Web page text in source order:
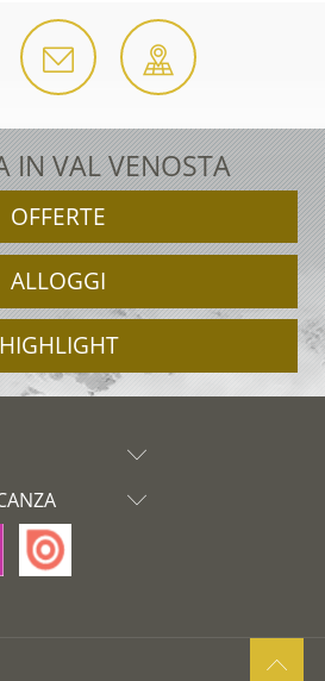
IN VAL VENOSTA
OFFERTE
ALLOGGI
HIGHLIGHT